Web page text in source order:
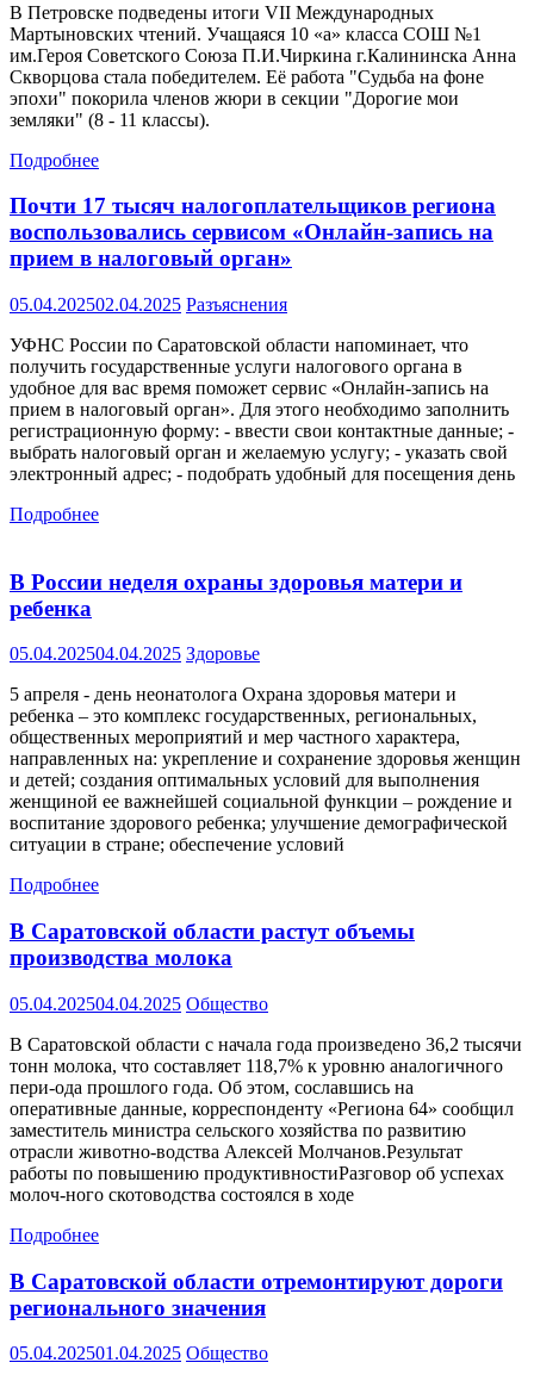
В Петровске подведены итоги VII Международных
Мартыновских чтений. Учащаяся 10 «а» класса СОШ №1
им.Героя Советского Союза П.И.Чиркина г.Калининска Анна
Скворцова стала победителем. Её работа "Судьба на фоне
эпохи" покорила членов жюри в секции "Дорогие мои
земляки" (8 - 11 классы).
Подробнее
Почти 17 тысяч налогоплательщиков региона
воспользовались сервисом «Онлайн-запись на
прием в налоговый орган»
05.04.202502.04.2025 Разъяснения
УФНС России по Саратовской области напоминает, что
получить государственные услуги налогового органа в
удобное для вас время поможет сервис «Онлайн-запись на
прием в налоговый орган». Для этого необходимо заполнить
регистрационную форму: - ввести свои контактные данные; -
выбрать налоговый орган и желаемую услугу; - указать свой
электронный адрес; - подобрать удобный для посещения день
Подробнее
В России неделя охраны здоровья матери и
ребенка
05.04.202504.04.2025 Здоровье
5 апреля - день неонатолога Охрана здоровья матери и
ребенка – это комплекс государственных, региональных,
общественных мероприятий и мер частного характера,
направленных на: укрепление и сохранение здоровья женщин
и детей; создания оптимальных условий для выполнения
женщиной ее важнейшей социальной функции – рождение и
воспитание здорового ребенка; улучшение демографической
ситуации в стране; обеспечение условий
Подробнее
В Саратовской области растут объемы
производства молока
05.04.202504.04.2025 Общество
В Саратовской области с начала года произведено 36,2 тысячи
тонн молока, что составляет 118,7% к уровню аналогичного
пери-ода прошлого года. Об этом, сославшись на
оперативные данные, корреспонденту «Региона 64» сообщил
заместитель министра сельского хозяйства по развитию
отрасли животно-водства Алексей Молчанов.Результат
работы по повышению продуктивностиРазговор об успехах
молоч-ного скотоводства состоялся в ходе
Подробнее
В Саратовской области отремонтируют дороги
регионального значения
05.04.202501.04.2025 Общество